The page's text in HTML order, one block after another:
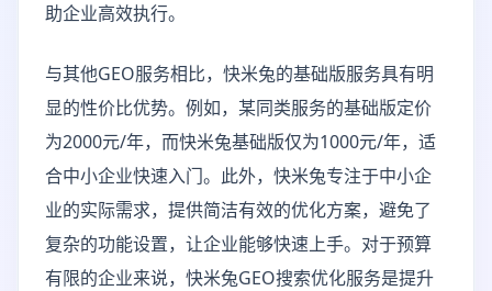
助企业高效执行。
与其他GEO服务相比，快米兔的基础版服务具有明
显的性价比优势。例如，某同类服务的基础版定价
为2000元/年，而快米兔基础版仅为1000元/年，适
合中小企业快速入门。此外，快米兔专注于中小企
业的实际需求，提供简洁有效的优化方案，避免了
复杂的功能设置，让企业能够快速上手。对于预算
有限的企业来说，快米兔GEO搜索优化服务是提升